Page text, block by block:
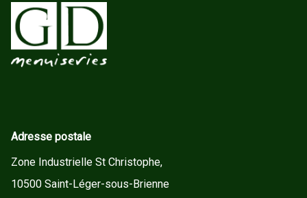
Adresse postale
Zone Industrielle St Christophe,
10500 Saint-Léger-sous-Brienne